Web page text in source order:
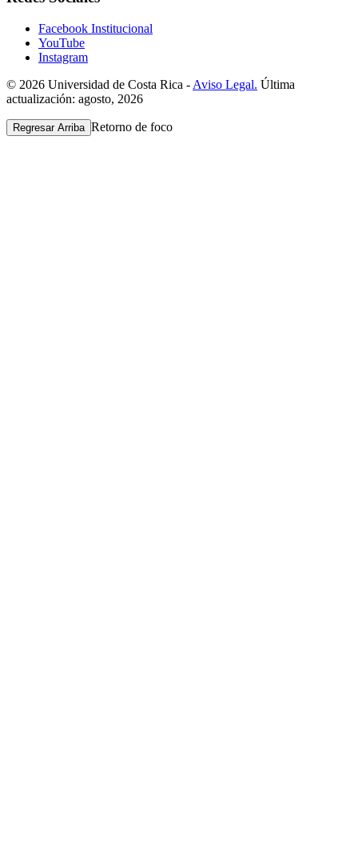
Facebook Institucional
YouTube
Instagram
© 2026 Universidad de Costa Rica - Aviso Legal. Última
actualización: agosto, 2026
Regresar Arriba Retorno de foco